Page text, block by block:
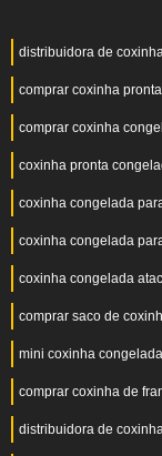
distribuidora de
comprar coxinha
comprar coxinha
coxinha pronta
coxinha congelada
coxinha congelada
coxinha congelada
comprar saco de
mini coxinha
comprar coxinha de
distribuidora de